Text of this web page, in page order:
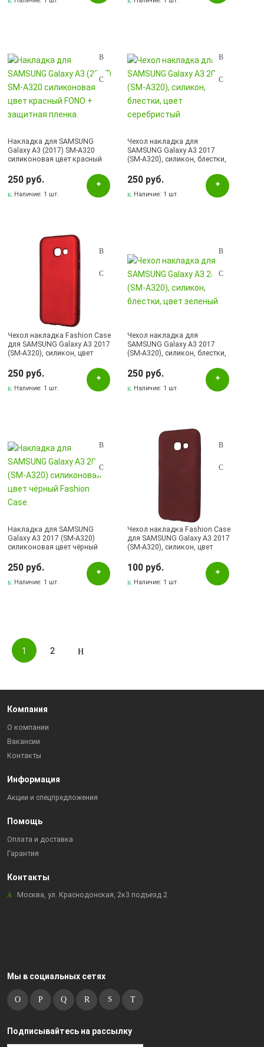
Накладка для SAMSUNG
Galaxy A3 (2017) SM-A320
силиконовая цвет красный
250 руб.
Наличие: 1 шт.
Чехол накладка для
SAMSUNG Galaxy A3 2017
(SM-A320), силикон, блестки,
250 руб.
Наличие: 1 шт.
Чехол накладка Fashion Case
для SAMSUNG Galaxy A3 2017
(SM-A320), силикон, цвет
250 руб.
Наличие: 1 шт.
Чехол накладка для
SAMSUNG Galaxy A3 2017
(SM-A320), силикон, блестки,
250 руб.
Наличие: 1 шт.
Накладка для SAMSUNG
Galaxy A3 2017 (SM-A320)
силиконовая цвет чёрный
250 руб.
Наличие: 1 шт.
Чехол накладка Fashion Case
для SAMSUNG Galaxy A3 2017
(SM-A320), силикон, цвет
100 руб.
Наличие: 1 шт.
1 2
Компания
О компании
Вакансии
Контакты
Информация
Акции и спецпредложения
Помощь
Оплата и доставка
Гарантия
Контакты
Москва, ул. Краснодонская, 2к3 подъезд 2
Мы в социальных сетях
Подписывайтесь на рассылку